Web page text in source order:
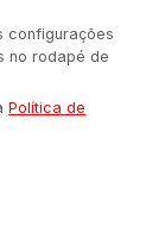
configurações
no rodapé de
Política de